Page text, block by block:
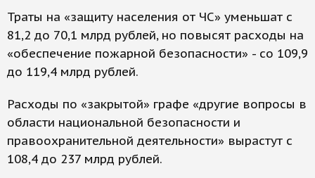
Траты на «защиту населения от ЧС» уменьшат с
81,2 до 70,1 млрд рублей, но повысят расходы на
«обеспечение пожарной безопасности» - со 109,9
до 119,4 млрд рублей.
Расходы по «закрытой» графе «другие вопросы в
области национальной безопасности и
правоохранительной деятельности» вырастут с
108,4 до 237 млрд рублей.